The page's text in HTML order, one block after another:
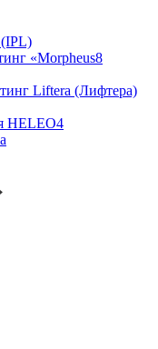
«Morpheus8
Liftera (Лифтера)
HELEO4